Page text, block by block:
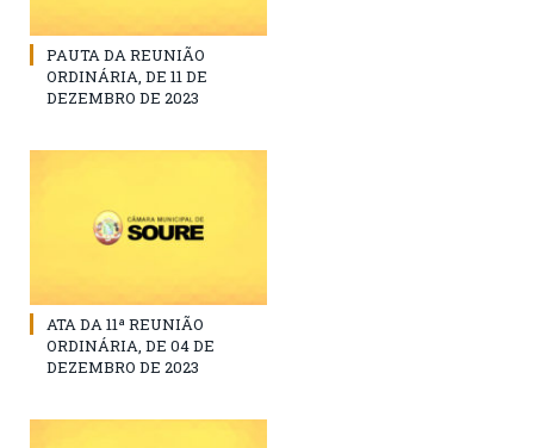
PAUTA DA REUNIÃO
ORDINÁRIA, DE 11 DE
DEZEMBRO DE 2023
ATA DA 11ª REUNIÃO
ORDINÁRIA, DE 04 DE
DEZEMBRO DE 2023